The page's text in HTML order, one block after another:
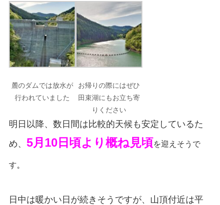
麓のダムでは放水が
行われていました
お帰りの際にはぜひ
田束湖にもお立ち寄
りください
明日以降、数日間は比較的天候も安定しているた
め、 5月10日頃より概ね見頃を迎えそうで
す。
日中は暖かい日が続きそうですが、山頂付近は平